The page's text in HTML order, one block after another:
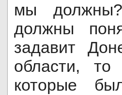
мы
должны
задавит
области, то
которые